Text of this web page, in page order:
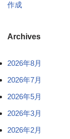
作成
Archives
2026年8月
2026年7月
2026年5月
2026年3月
2026年2月